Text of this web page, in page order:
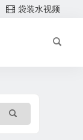
袋装水视频